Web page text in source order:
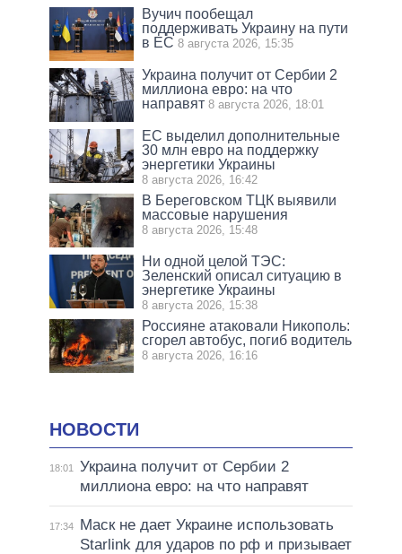
Вучич пообещал
поддерживать Украину на пути
в ЕС 8 августа 2026, 15:35
Украина получит от Сербии 2
миллиона евро: на что
направят 8 августа 2026, 18:01
ЕС выделил дополнительные
30 млн евро на поддержку
энергетики Украины
8 августа 2026, 16:42
В Береговском ТЦК выявили
массовые нарушения
8 августа 2026, 15:48
Ни одной целой ТЭС:
Зеленский описал ситуацию в
энергетике Украины
8 августа 2026, 15:38
Россияне атаковали Никополь:
сгорел автобус, погиб водитель
8 августа 2026, 16:16
НОВОСТИ
18:01
Украина получит от Сербии 2
миллиона евро: на что направят
17:34
Маск не дает Украине использовать
Starlink для ударов по рф и призывает